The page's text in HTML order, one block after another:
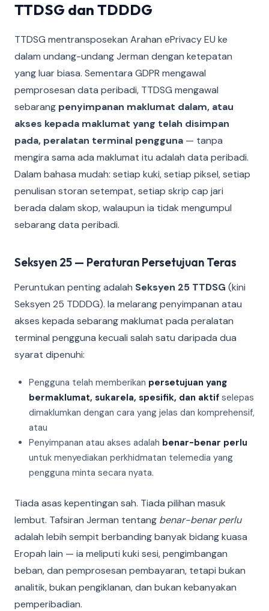
TTDSG dan TDDDG
TTDSG mentransposekan Arahan ePrivacy EU ke
dalam undang-undang Jerman dengan ketepatan
yang luar biasa. Sementara GDPR mengawal
pemprosesan data peribadi, TTDSG mengawal
sebarang penyimpanan maklumat dalam, atau
akses kepada maklumat yang telah disimpan
pada, peralatan terminal pengguna — tanpa
mengira sama ada maklumat itu adalah data peribadi.
Dalam bahasa mudah: setiap kuki, setiap piksel, setiap
penulisan storan setempat, setiap skrip cap jari
berada dalam skop, walaupun ia tidak mengumpul
sebarang data peribadi.
Seksyen 25 — Peraturan Persetujuan Teras
Peruntukan penting adalah Seksyen 25 TTDSG (kini
Seksyen 25 TDDDG). Ia melarang penyimpanan atau
akses kepada sebarang maklumat pada peralatan
terminal pengguna kecuali salah satu daripada dua
syarat dipenuhi:
Pengguna telah memberikan persetujuan yang
bermaklumat, sukarela, spesifik, dan aktif selepas
dimaklumkan dengan cara yang jelas dan komprehensif,
atau
Penyimpanan atau akses adalah benar-benar perlu
untuk menyediakan perkhidmatan telemedia yang
pengguna minta secara nyata.
Tiada asas kepentingan sah. Tiada pilihan masuk
lembut. Tafsiran Jerman tentang benar-benar perlu
adalah lebih sempit berbanding banyak bidang kuasa
Eropah lain — ia meliputi kuki sesi, pengimbangan
beban, dan pemprosesan pembayaran, tetapi bukan
analitik, bukan pengiklanan, dan bukan kebanyakan
pemperibadian.